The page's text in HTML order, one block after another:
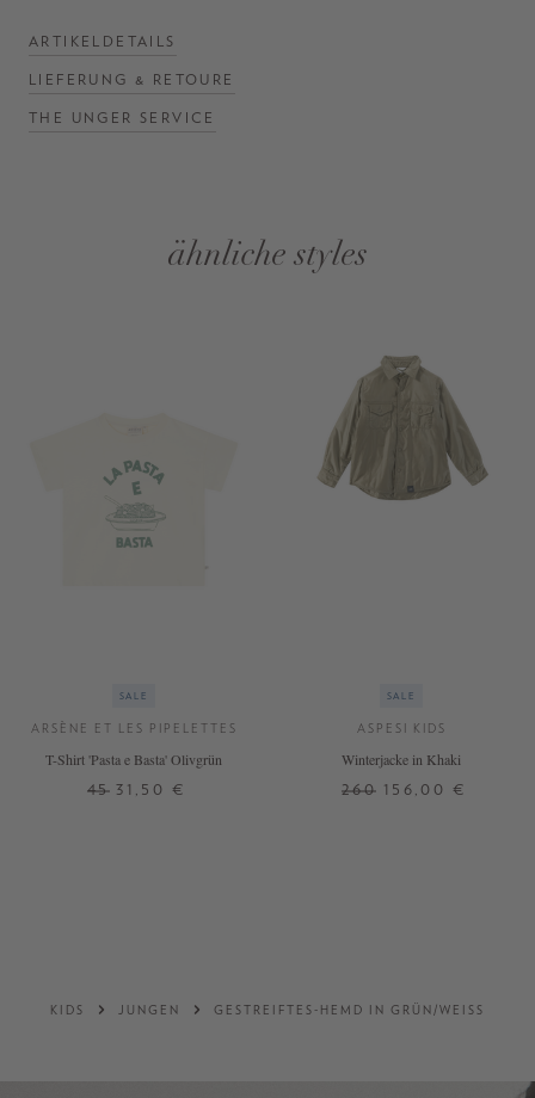
ARTIKELDETAILS
LIEFERUNG & RETOURE
THE UNGER SERVICE
ähnliche styles
SALE
ARSÈNE ET LES PIPELETTES
T-Shirt 'Pasta e Basta' Olivgrün
45 31,50 €
SALE
ASPESI KIDS
Winterjacke in Khaki
260 156,00 €
KIDS JUNGEN GESTREIFTES-HEMD IN GRÜN/WEISS